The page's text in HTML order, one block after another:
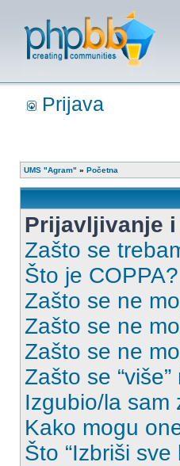
Prijava
UMS "Agram" » Početna
Prijavljivanje
Zašto se
Što je COPPA?
Zašto se ne
Zašto se ne
Zašto se ne
Zašto se
Izgubio/la sam
Kako mogu
Što “Izbriši sve